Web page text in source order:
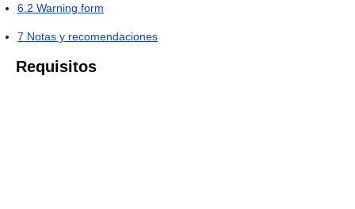
6.2 Warning form
7 Notas y recomendaciones
Requisitos